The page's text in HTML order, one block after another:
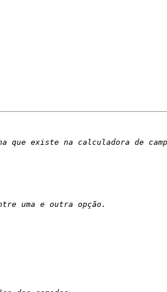
existe na calculadora de